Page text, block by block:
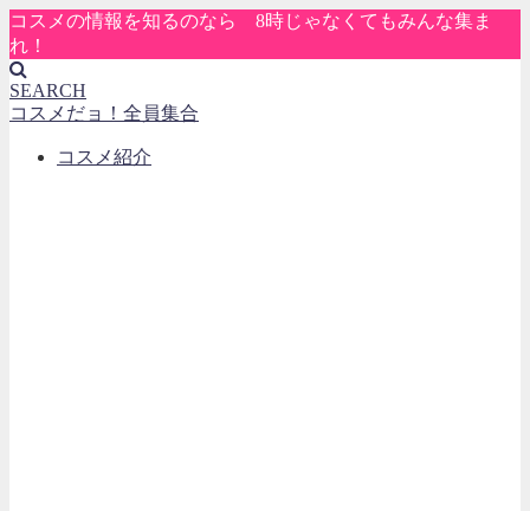
コスメの情報を知るのなら 8時じゃなくてもみんな集ま
れ！
SEARCH
コスメだョ！全員集合
コスメ紹介